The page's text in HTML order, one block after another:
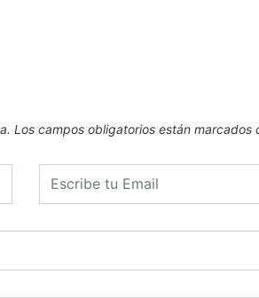
Los campos obligatorios están marcados